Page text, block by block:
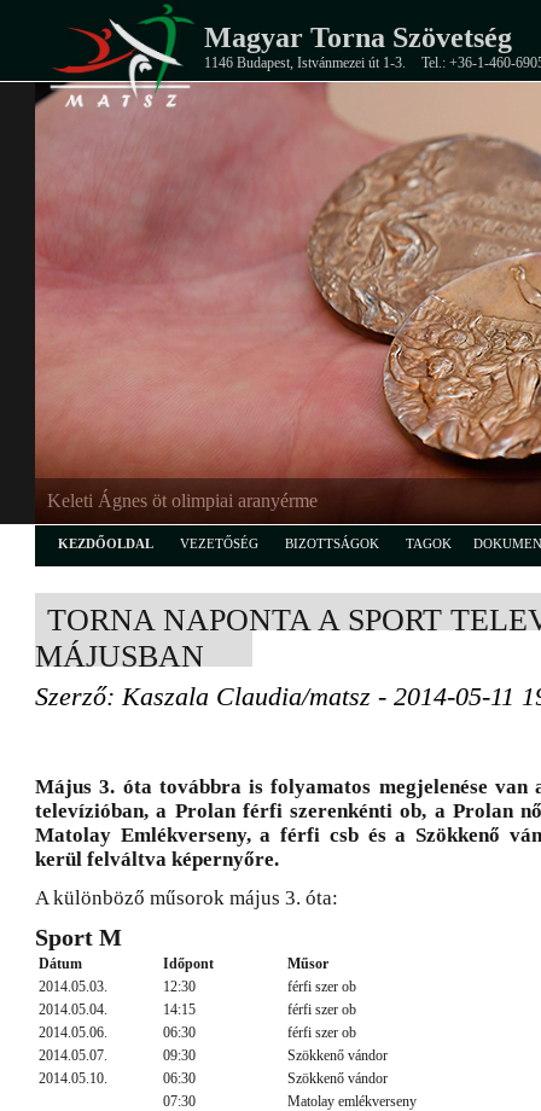
Magyar Torna Szövetség
1146 Budapest, Istvánmezei út 1-3. Tel.: +36-1-460-
Keleti Ágnes öt olimpiai aranyérme
KEZDŐOLDAL VEZETŐSÉG BIZOTTSÁGOK TAGOK
TORNA NAPONTA A SPORT
MÁJUSBAN
Szerző: Kaszala Claudia/matsz - 2014-05-11
Május 3. óta továbbra is folyamatos megjelenése van
televízióban, a Prolan férfi szerenkénti ob, a Prolan
Matolay Emlékverseny, a férfi csb és a Szökkenő
kerül felváltva képernyőre.
A különböző műsorok május 3. óta:
Sport M
Dátum Időpont
Műsor
2014.05.03.
12:30
férfi szer ob
2014.05.04.
14:15
férfi szer ob
2014.05.06.
06:30
férfi szer ob
2014.05.07.
09:30
Szökkenő vándor
2014.05.10.
06:30
Szökkenő vándor
07:30
Matolay emlékverseny